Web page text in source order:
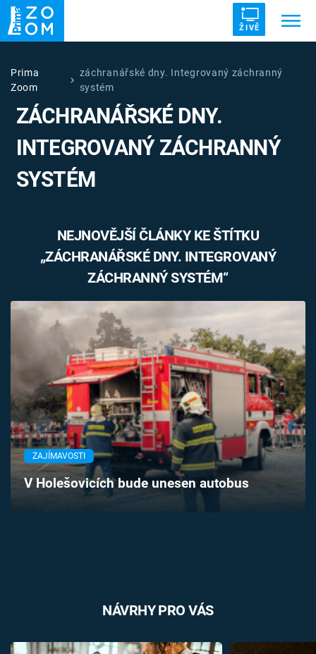
ŽIVĚ
Trendy: ZRÁDCI UFO DRUHÁ SVĚTOVÁ VÁLKA
Témata
Pořady
Časopis
Sledujte prima+
Přihlášení
Sledujte nás
Prima
Zoom
záchranářské dny. Integrovaný záchranný
systém
ZÁCHRANÁŘSKÉ DNY.
INTEGROVANÝ ZÁCHRANNÝ
SYSTÉM
NEJNOVĚJŠÍ ČLÁNKY KE ŠTÍTKU
„ZÁCHRANÁŘSKÉ DNY. INTEGROVANÝ
ZÁCHRANNÝ SYSTÉM“
ZAJÍMAVOSTI
V Holešovicích bude unesen autobus
NÁVRHY PRO VÁS